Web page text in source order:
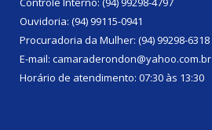
Ouvidoria: (94) 99115-0941
Procuradoria da Mulher: (94) 99298-6318
E-mail: camaraderondon@yahoo.com.br
Horário de atendimento: 07:30 às 13:30